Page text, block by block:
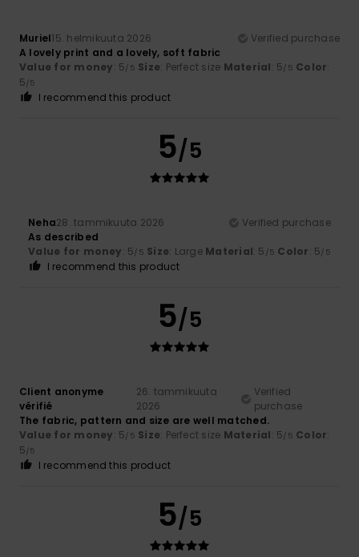
Muriel15. helmikuuta 2026
Verified purchase
A lovely print and a lovely, soft fabric
Value for money: 5/5 Size: Perfect size Material: 5/5 Color:
5/5
I recommend this product
5/5
Neha28. tammikuuta 2026
Verified purchase
As described
Value for money: 5/5 Size: Large Material: 5 /5 Color: 5/5
I recommend this product
5/5
Client anonyme
vérifié
26. tammikuuta
2026
Verified
purchase
The fabric, pattern and size are well matched.
Value for money: 5/5 Size: Perfect size Material: 5/5 Color:
5/5
I recommend this product
5/5